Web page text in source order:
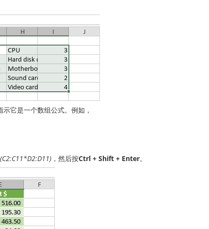
示它是一个数组公式。例如，
，然后按Ctrl + Shift + Enter。